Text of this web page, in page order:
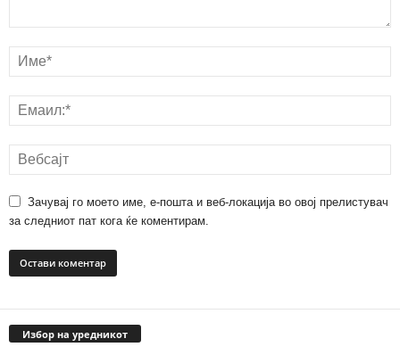
Зачувај го моето име, е-пошта и веб-локација во овој прелистувач
за следниот пат кога ќе коментирам.
Избор на уредникот